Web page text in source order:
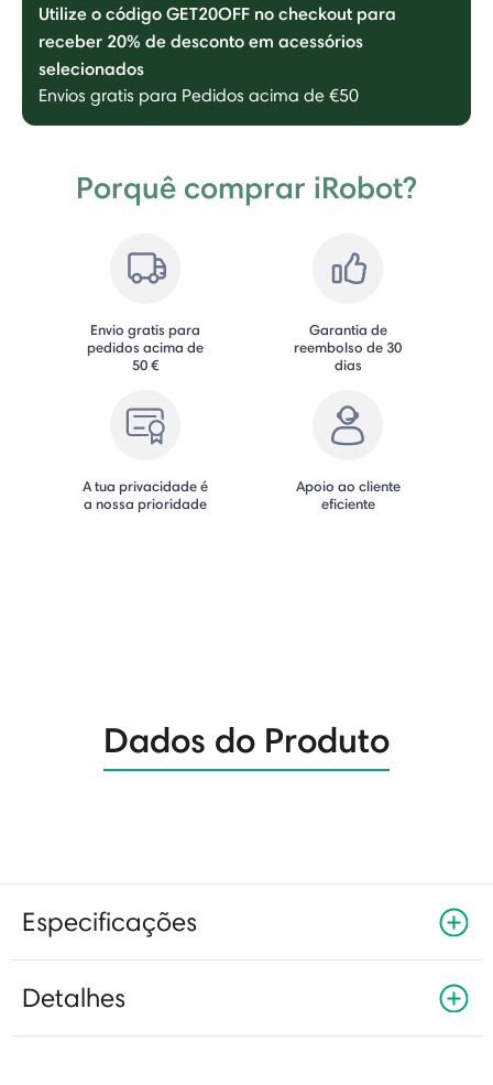
Utilize o código GET20OFF no checkout para
receber 20% de desconto em acessórios
selecionados
Envios gratis para Pedidos acima de €50
Porquê comprar iRobot?
Envio gratis para
pedidos acima de
50 €
Garantia de
reembolso de 30
dias
A tua privacidade é
a nossa prioridade
Apoio ao cliente
eficiente
Dados do Produto
Especificações
Detalhes